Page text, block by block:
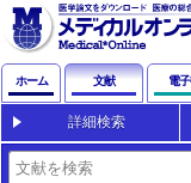
ホーム 文献 電
詳細検索